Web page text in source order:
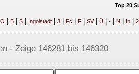
Top 20
O B| S| Ingolstadt| J Fc F| SV| Ü| -| N In| 2
- Zeige 146281 bis 146320